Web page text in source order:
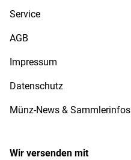
Service
AGB
Impressum
Datenschutz
Münz-News & Sammlerinfos
Wir versenden mit